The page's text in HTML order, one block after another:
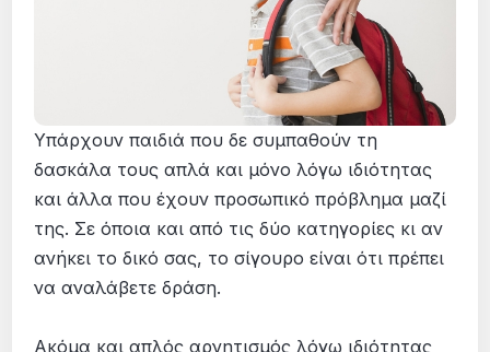
Υπάρχουν παιδιά που δε συμπαθούν τη
δασκάλα τους απλά και μόνο λόγω ιδιότητας
και άλλα που έχουν προσωπικό πρόβλημα μαζί
της. Σε όποια και από τις δύο κατηγορίες κι αν
ανήκει το δικό σας, το σίγουρο είναι ότι πρέπει
να αναλάβετε δράση.
Ακόμα και απλός αρνητισμός λόγω ιδιότητας